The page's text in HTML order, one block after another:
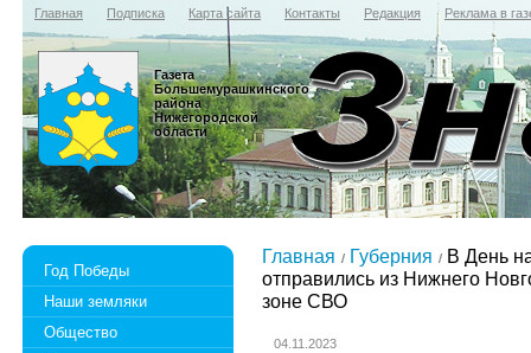
Главная Подписка Карта сайта Контакты Редакция Реклама в
Газета
Большемурашкинского
района
Нижегородской
области
Год Победы
Наши земляки
Общество
Главная Губерния
В День
отправились из Нижнего
зоне СВО
04.11.2023